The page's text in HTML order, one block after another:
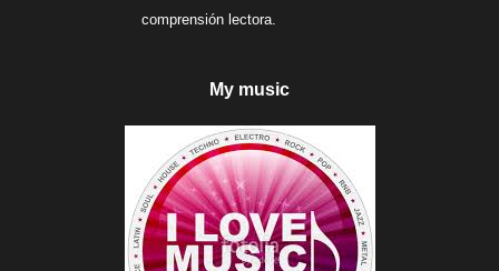
comprensión lectora.
My music